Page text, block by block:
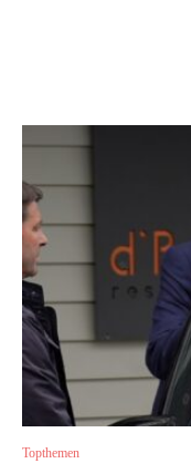
Topthemen